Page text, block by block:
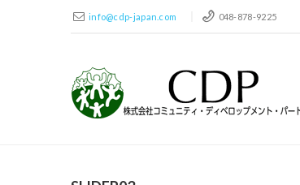
info@cdp-japan.com 048-878-9225